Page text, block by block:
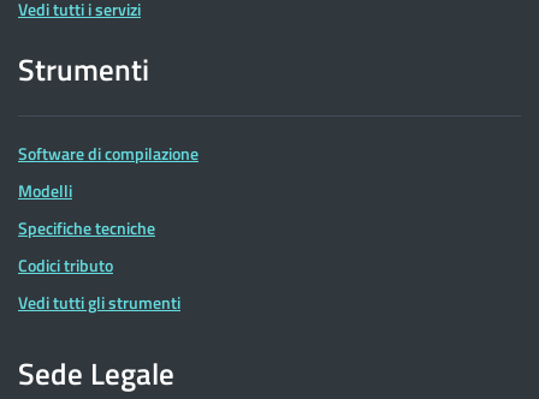
Vedi tutti i servizi
Strumenti
Software di compilazione
Modelli
Specifiche tecniche
Codici tributo
Vedi tutti gli strumenti
Sede Legale